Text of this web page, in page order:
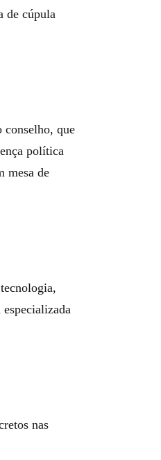
de cúpula
conselho, que
política
mesa de
nas